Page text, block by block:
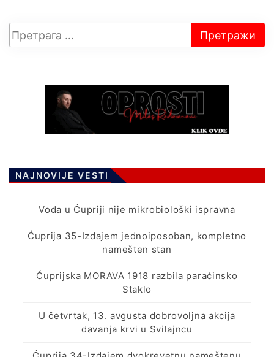
NAJNOVIJE VESTI
Voda u Ćupriji nije mikrobiološki ispravna
Ćuprija 35-Izdajem jednoiposoban, kompletno
namešten stan
Ćuprijska MORAVA 1918 razbila paraćinsko
Staklo
U četvrtak, 13. avgusta dobrovoljna akcija
davanja krvi u Svilajncu